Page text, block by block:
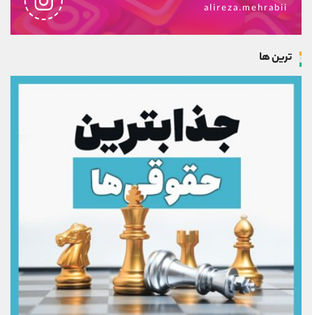
alireza.mehrabii
ترین ها